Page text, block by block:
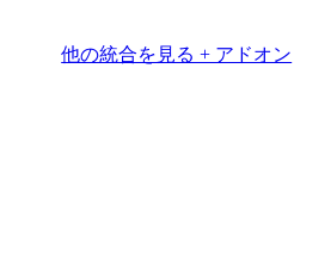
他の統合を見る + アドオン